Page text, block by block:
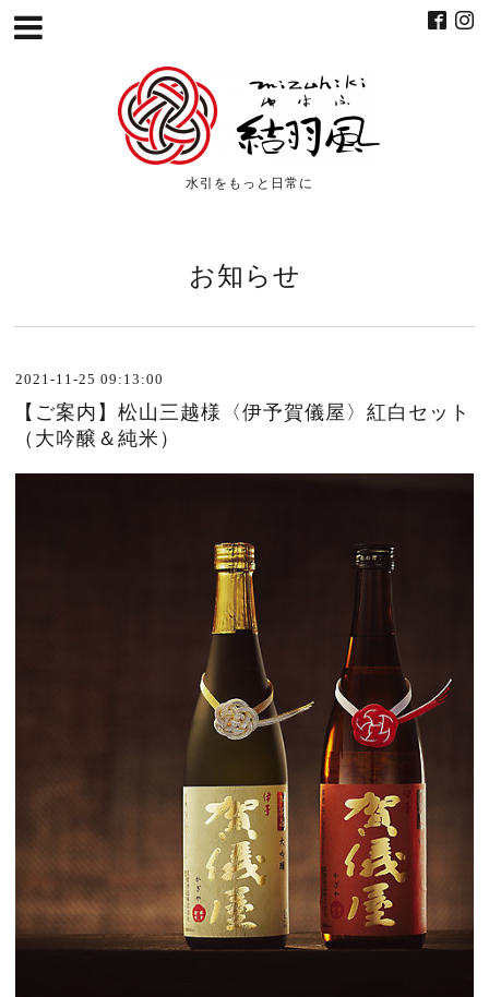
水引をもっと日常に
お知らせ
2021-11-25 09:13:00
【ご案内】松山三越様〈伊予賀儀屋〉紅白セット
（大吟醸＆純米）